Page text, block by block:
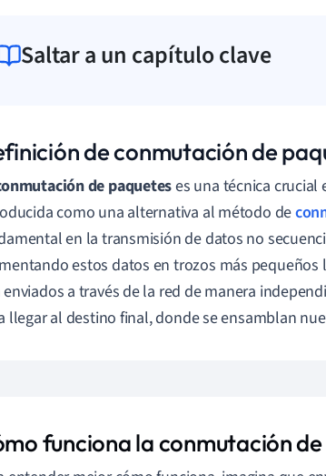
Saltar a un capítulo clave
de conmutación de
de paqueteses una técnica crucial
como una alternativa al método de
en la transmisión de datos no
estos datos en trozos más pequeños
a través de la red de manera
llegar al destino final, donde se ensamblan
funciona la conmutación